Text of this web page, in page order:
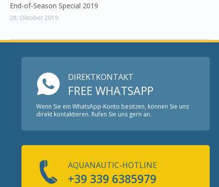
End-of-Season Special 2019
28. Oktober 2019
DIREKTKONTAKT
FREE WHATSAPP
Wenn Sie ein WhatsApp-Konto besitzen, können Sie uns
direkt kontaktieren. Rufen Sie uns gern an.
AQUANAUTIC-HOTLINE
+39 339 6385979